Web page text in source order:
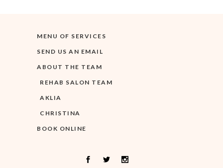
MENU OF SERVICES
SEND US AN EMAIL
ABOUT THE TEAM
REHAB SALON TEAM
AKLIA
CHRISTINA
BOOK ONLINE